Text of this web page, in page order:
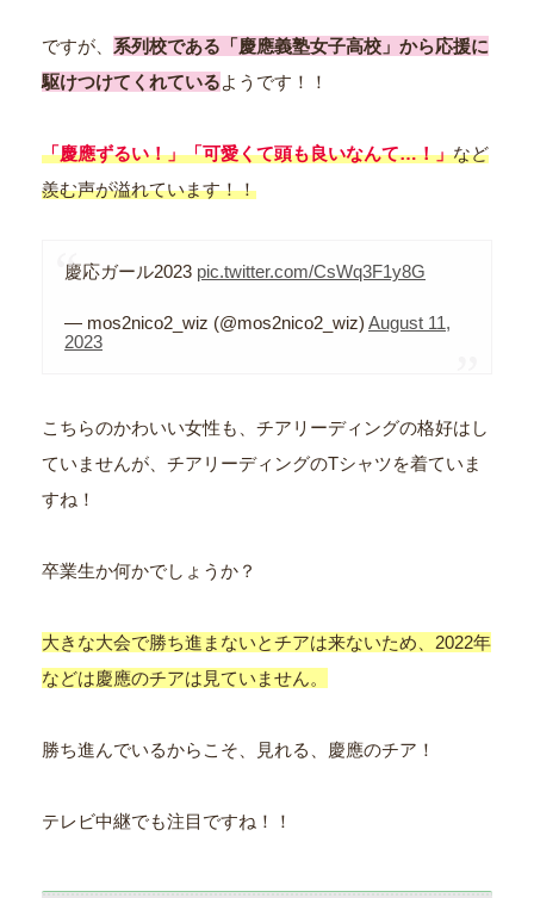
ですが、 系列校である「慶應義塾女子高校」から応援に
駆けつけてくれているようです！！
「慶應ずるい！」「可愛くて頭も良いなんて…！」など
羨む声が溢れています！！
慶応ガール2023 pic.twitter.com/CsWq3F1y8G
— mos2nico2_wiz (@mos2nico2_wiz) August 11,
2023
こちらのかわいい女性も、チアリーディングの格好はし
ていませんが、チアリーディングのTシャツを着ていま
すね！
卒業生か何かでしょうか？
大きな大会で勝ち進まないとチアは来ないため、2022年
などは慶應のチアは見ていません。
勝ち進んでいるからこそ、見れる、慶應のチア！
テレビ中継でも注目ですね！！